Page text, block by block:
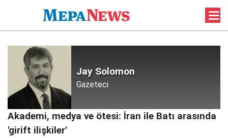
Jay Solomon
Gazeteci
Akademi, medya ve ötesi: İran ile Batı arasında
'girift ilişkiler'